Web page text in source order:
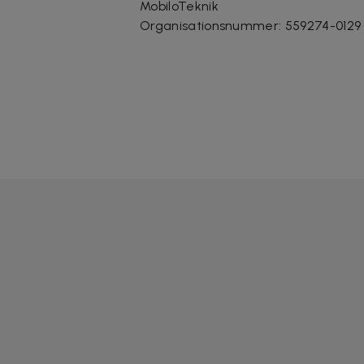
MobiloTeknik
Organisationsnummer: 559274-0129